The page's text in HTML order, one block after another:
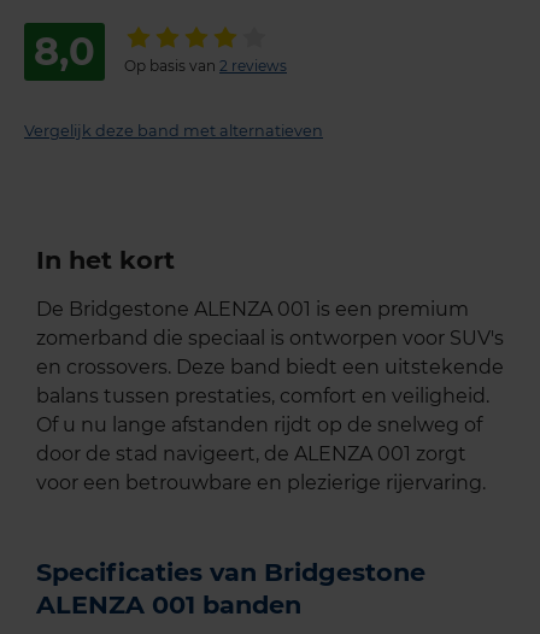
8,0 Op basis van 2 reviews
Vergelijk deze band met alternatieven
In het kort
De Bridgestone ALENZA 001 is een premium
zomerband die speciaal is ontworpen voor SUV's
en crossovers. Deze band biedt een uitstekende
balans tussen prestaties, comfort en veiligheid.
Of u nu lange afstanden rijdt op de snelweg of
door de stad navigeert, de ALENZA 001 zorgt
voor een betrouwbare en plezierige rijervaring.
Specificaties van Bridgestone
ALENZA 001 banden